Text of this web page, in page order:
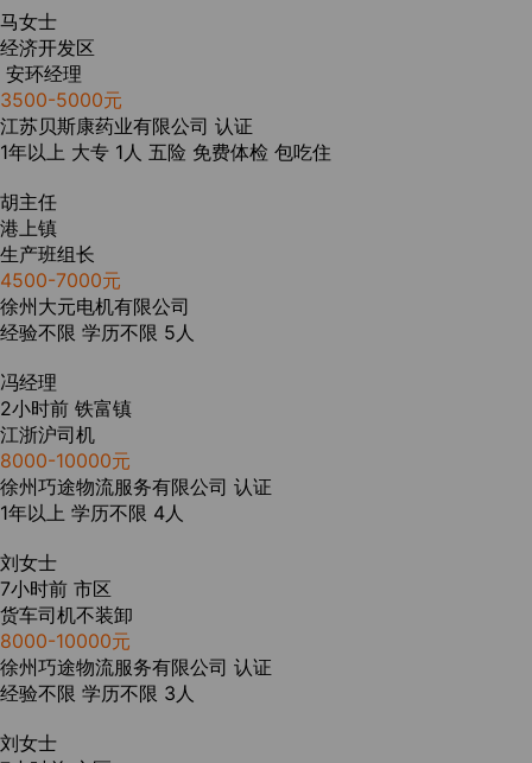
马女士
经济开发区
安环经理
3500-5000元
江苏贝斯康药业有限公司 认证
1年以上 大专 1人 五险 免费体检 包吃住
胡主任
港上镇
生产班组长
4500-7000元
徐州大元电机有限公司
经验不限 学历不限 5人
冯经理
2小时前 铁富镇
江浙沪司机
8000-10000元
徐州巧途物流服务有限公司 认证
1年以上 学历不限 4人
刘女士
7小时前 市区
货车司机不装卸
8000-10000元
徐州巧途物流服务有限公司 认证
经验不限 学历不限 3人
刘女士